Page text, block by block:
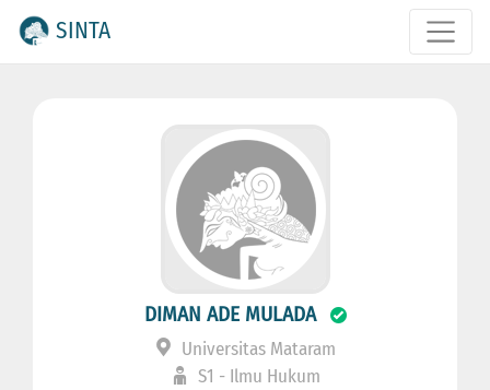
SINTA
DIMAN ADE MULADA
Universitas Mataram
S1 - Ilmu Hukum